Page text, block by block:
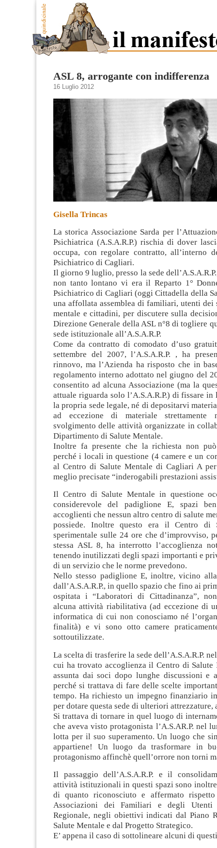
ASL 8, arrogante con indifferenza
16 Luglio 2012
Gisella Trincas
La storica Associazione Sarda per
Psichiatrica (A.S.A.R.P.) rischia di dover
occupa, con regolare contratto, all’interno
Psichiatrico di Cagliari.
Il giorno 9 luglio, presso la sede
non tanto lontano vi era il Reparto 1°
Psichiatrico di Cagliari (oggi Cittadella della
una affollata assemblea di familiari, utenti dei
mentale e cittadini, per discutere sulla
Direzione Generale della ASL n°8 di togliere
sede istituzionale all’A.S.A.R.P.
Come da contratto di comodato d’uso
settembre del 2007, l’A.S.A.R.P. , ha
rinnovo, ma l’Azienda ha risposto che in
regolamento interno adottato nel giugno del
consentito ad alcuna Associazione (ma la
attuale riguarda solo l’A.S.A.R.P.) di fissare
la propria sede legale, né di depositarvi
ad eccezione di materiale strettamente
svolgimento delle attività organizzate in
Dipartimento di Salute Mentale.
Inoltre fa presente che la richiesta non può
perché i locali in questione (4 camere e un
al Centro di Salute Mentale di Cagliari A
meglio precisate “inderogabili prestazioni
Il Centro di Salute Mentale in questione
considerevole del padiglione E, spazi
accoglienti che nessun altro centro di salute
possiede. Inoltre questo era il Centro di
sperimentale sulle 24 ore che d’improvviso,
stessa ASL 8, ha interrotto l’accoglienza
tenendo inutilizzati degli spazi importanti e
di un servizio che le norme prevedono.
Nello stesso padiglione E, inoltre, vicino
dall’A.S.A.R.P., in quello spazio che fino ai
ospitata i “Laboratori di Cittadinanza”,
alcuna attività riabilitativa (ad eccezione di
informatica di cui non conosciamo né
finalità) e vi sono otto camere
sottoutilizzate.
La scelta di trasferire la sede dell’A.S.A.R.P.
cui ha trovato accoglienza il Centro di Salute
assunta dai soci dopo lunghe discussioni e
perché si trattava di fare delle scelte
tempo. Ha richiesto un impegno finanziario
per dotare questa sede di ulteriori attrezzature,
Si trattava di tornare in quel luogo di
che aveva visto protagonista l’A.S.AR.P. nel
lotta per il suo superamento. Un luogo che
appartiene! Un luogo da trasformare in
protagonismo affinchè quell’orrore non torni
Il passaggio dell’A.S.A.R.P. e il
attività istituzionali in questi spazi sono
di quanto riconosciuto e affermato
Associazioni dei Familiari e degli Utenti
Regionale, negli obiettivi indicati dal Piano
Salute Mentale e dal Progetto Strategico.
E’ appena il caso di sottolineare alcuni di